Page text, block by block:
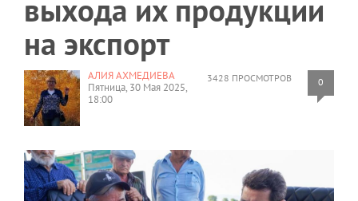
выхода их продукции
на экспорт
3428 ПРОСМОТРОВ 0
АЛИЯ АХМЕДИЕВА
Пятница, 30 Мая 2025,
18:00